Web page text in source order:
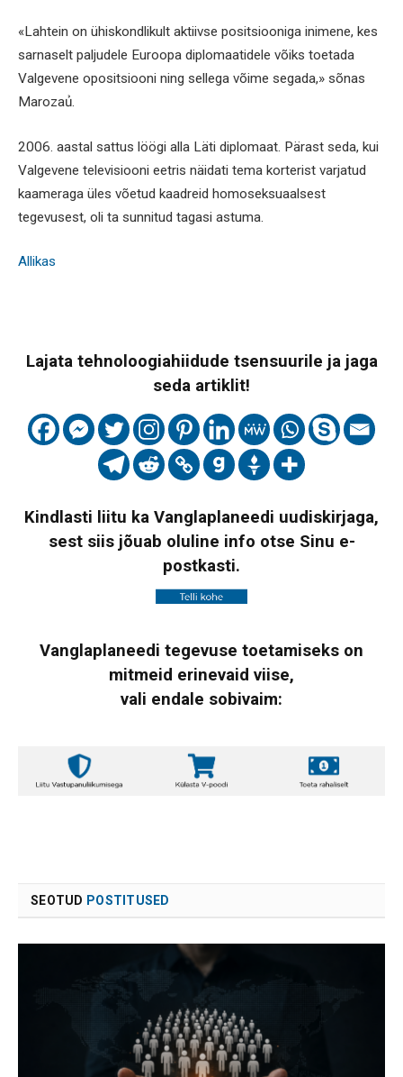
«Lahtein on ühiskondlikult aktiivse positsiooniga inimene, kes
sarnaselt paljudele Euroopa diplomaatidele võiks toetada
Valgevene opositsiooni ning sellega võime segada,» sõnas
Marozaủ.
2006. aastal sattus löögi alla Läti diplomaat. Pärast seda, kui
Valgevene televisiooni eetris näidati tema korterist varjatud
kaameraga üles võetud kaadreid homoseksuaalsest
tegevusest, oli ta sunnitud tagasi astuma.
Allikas
Lajata tehnoloogiahiidude tsensuurile ja jaga
seda artiklit!
Kindlasti liitu ka Vanglaplaneedi uudiskirjaga,
sest siis jõuab oluline info otse Sinu e-
postkasti.
Vanglaplaneedi tegevuse toetamiseks on
mitmeid erinevaid viise,
vali endale sobivaim:
SEOTUD POSTITUSED